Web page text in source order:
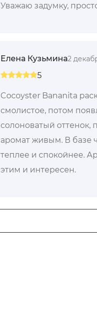
Уважаю задумку,
Елена Кузьмина2
5
Cocoyster Bananita
смолистое, потом
солоноватый оттенок,
аромат живым. В базе
теплее и спокойнее.
этим и интересен.